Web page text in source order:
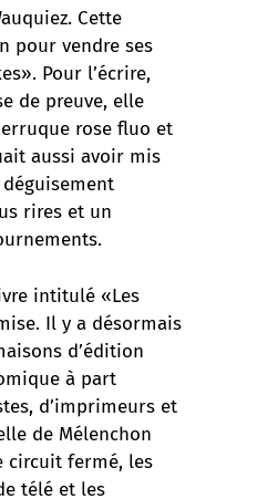
Cette
pour vendre ses
Pour l’écrire,
de preuve, elle
rose fluo et
aussi avoir mis
rires et un
intitulé «Les
Il y a désormais
d’édition
à part
d’imprimeurs et
de Mélenchon
circuit fermé, les
télé et les